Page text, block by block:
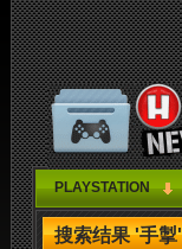
PLAYSTATION
搜索结果 '手掣'